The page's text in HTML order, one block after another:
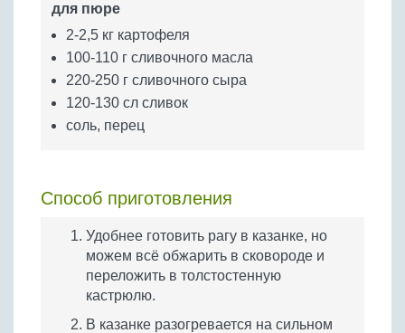
для пюре
2-2,5 кг картофеля
100-110 г сливочного масла
220-250 г сливочного сыра
120-130 сл сливок
соль, перец
Способ приготовления
Удобнее готовить рагу в казанке, но
можем всё обжарить в сковороде и
переложить в толстостенную
кастрюлю.
В казанке разогревается на сильном